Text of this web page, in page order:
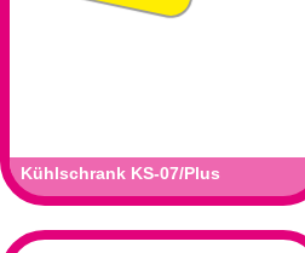
Kühlschrank KS-07/Plus